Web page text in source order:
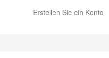
Erstellen Sie ein Konto